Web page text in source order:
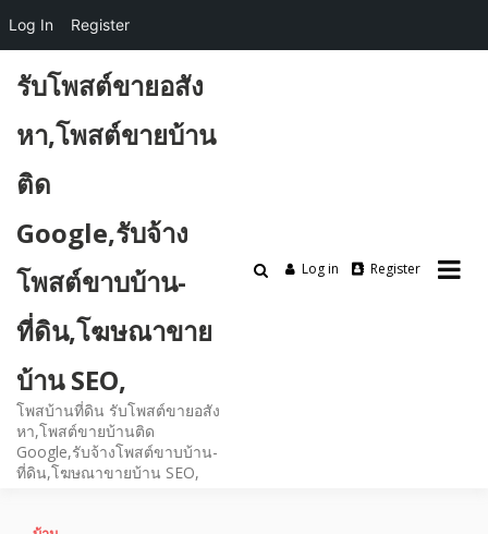
content
รับโพสต์ขายอสัง
หา,โพสต์ขายบ้าน
ติด
Google,รับจ้าง
โพสต์ขาบบ้าน-
ที่ดิน,โฆษณาขาย
บ้าน SEO,
โพสบ้านที่ดิน รับโพสต์ขายอสัง
หา,โพสต์ขายบ้านติด
Google,รับจ้างโพสต์ขาบบ้าน-
ที่ดิน,โฆษณาขายบ้าน SEO,
Log in Register
Log In Register